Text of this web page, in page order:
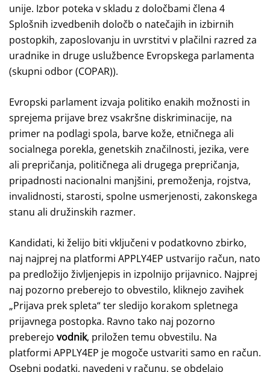
unije. Izbor poteka v skladu z določbami člena 4
Splošnih izvedbenih določb o natečajih in izbirnih
postopkih, zaposlovanju in uvrstitvi v plačilni razred za
uradnike in druge uslužbence Evropskega parlamenta
(skupni odbor (COPAR)).
Evropski parlament izvaja politiko enakih možnosti in
sprejema prijave brez vsakršne diskriminacije, na
primer na podlagi spola, barve kože, etničnega ali
socialnega porekla, genetskih značilnosti, jezika, vere
ali prepričanja, političnega ali drugega prepričanja,
pripadnosti nacionalni manjšini, premoženja, rojstva,
invalidnosti, starosti, spolne usmerjenosti, zakonskega
stanu ali družinskih razmer.
Kandidati, ki želijo biti vključeni v podatkovno zbirko,
naj najprej na platformi APPLY4EP ustvarijo račun, nato
pa predložijo življenjepis in izpolnijo prijavnico. Najprej
naj pozorno preberejo to obvestilo, kliknejo zavihek
„Prijava prek spleta“ ter sledijo korakom spletnega
prijavnega postopka. Ravno tako naj pozorno
preberejo vodnik, priložen temu obvestilu. Na
platformi APPLY4EP je mogoče ustvariti samo en račun.
Osebni podatki, navedeni v računu, se obdelajo